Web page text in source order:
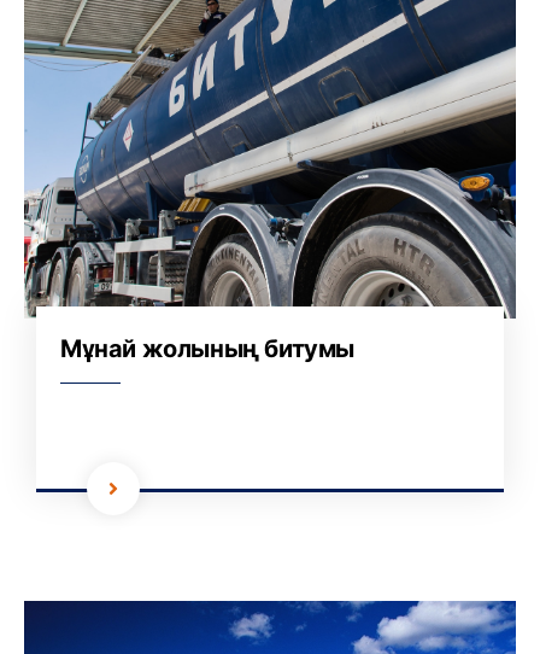
Мұнай жолының битумы